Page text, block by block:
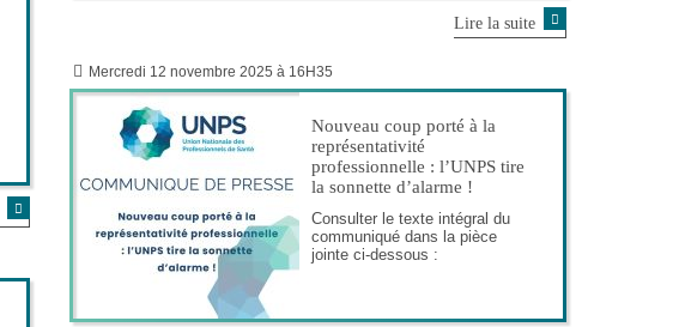
Lire la suite
Mercredi 12 novembre 2025 à 16H35
Nouveau coup porté à la
représentativité
professionnelle : l’UNPS tire
la sonnette d’alarme !
Consulter le texte intégral du
communiqué dans la pièce
jointe ci-dessous :